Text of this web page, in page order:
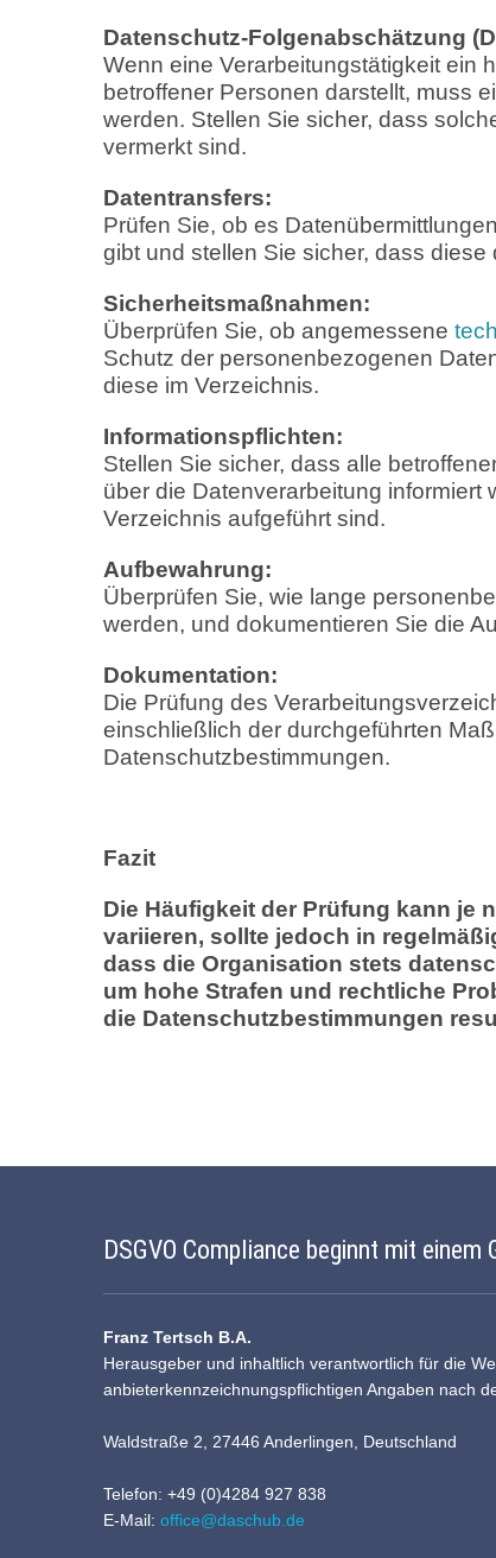
Datenschutz-Folgenabschätzung
Wenn eine Verarbeitungstätigkeit ein
betroffener Personen darstellt, muss
werden. Stellen Sie sicher, dass
vermerkt sind.
Datentransfers:
Prüfen Sie, ob es
gibt und stellen Sie sicher, dass
Sicherheitsmaßnahmen:
Überprüfen Sie, ob angemessene
Schutz der personenbezogenen
diese im Verzeichnis.
Informationspflichten:
Stellen Sie sicher, dass alle
über die Datenverarbeitung
Verzeichnis aufgeführt sind.
Aufbewahrung:
Überprüfen Sie, wie lange
werden, und dokumentieren Sie die
Dokumentation:
Die Prüfung des
einschließlich der durchgeführten
Datenschutzbestimmungen.
Fazit
Die Häufigkeit der Prüfung kann je
variieren, sollte jedoch in
dass die Organisation stets
um hohe Strafen und rechtliche
die Datenschutzbestimmungen
DSGVO Compliance beginnt mit einem
Franz Tertsch B.A.
Herausgeber und inhaltlich verantwortlich für die
anbieterkennzeichnungspflichtigen Angaben nach
Waldstraße 2, 27446 Anderlingen, Deutschland
Telefon: +49 (0)4284 927 838
E-Mail: office@daschub.de